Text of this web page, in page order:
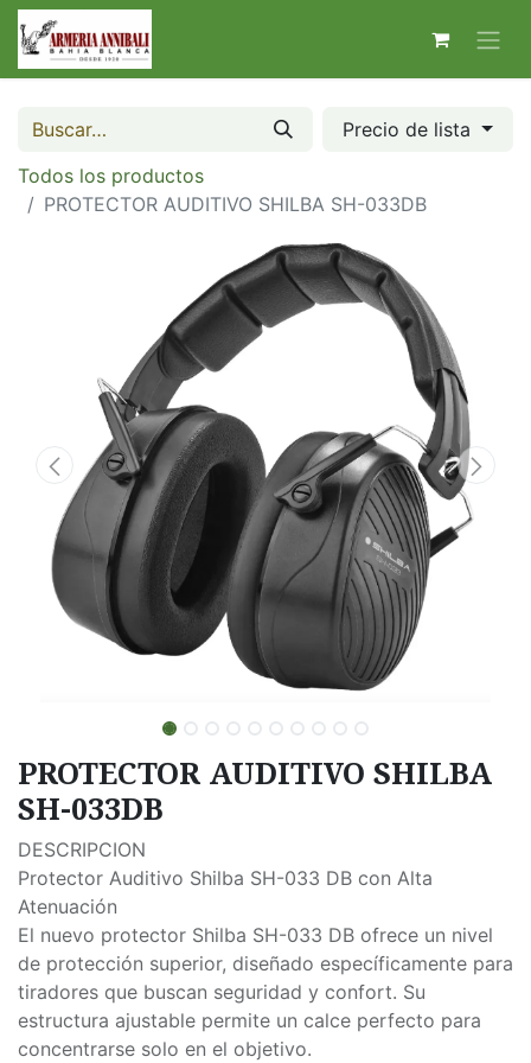
Precio de lista
Todos los productos
PROTECTOR AUDITIVO SHILBA SH-033DB
PROTECTOR AUDITIVO SHILBA
SH-033DB
DESCRIPCION
Protector Auditivo Shilba SH-033 DB con Alta
Atenuación
El nuevo protector Shilba SH-033 DB ofrece un nivel
de protección superior, diseñado específicamente para
tiradores que buscan seguridad y confort. Su
estructura ajustable permite un calce perfecto para
concentrarse solo en el objetivo.